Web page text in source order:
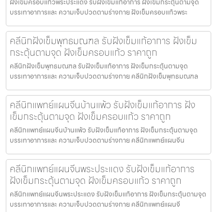
บรรเทาอาการและ ความเจ็บปวดตามร่างกาย ฝังเข็มครอบแก้วพระ
คลีนิกฝังเข็มพุทธมณฑล รับฝังเข็มแก้อาการ ฝังเข็ม
กระตุ้นตามจุด ฝังเข็มครอบแก้ว ราคาถูก
คลีนิกฝังเข็มพุทธมณฑล รับฝังเข็มแก้อาการ ฝังเข็มกระตุ้นตามจุด
บรรเทาอาการและ ความเจ็บปวดตามร่างกาย คลีนิกฝังเข็มพุทธมณฑล
คลีนิกแพทย์แผนจีนบ้านแพ้ว รับฝังเข็มแก้อาการ ฝัง
เข็มกระตุ้นตามจุด ฝังเข็มครอบแก้ว ราคาถูก
คลีนิกแพทย์แผนจีนบ้านแพ้ว รับฝังเข็มแก้อาการ ฝังเข็มกระตุ้นตามจุด
บรรเทาอาการและ ความเจ็บปวดตามร่างกาย คลีนิกแพทย์แผนจีน
คลีนิกแพทย์แผนจีนพระประแดง รับฝังเข็มแก้อาการ
ฝังเข็มกระตุ้นตามจุด ฝังเข็มครอบแก้ว ราคาถูก
คลีนิกแพทย์แผนจีนพระประแดง รับฝังเข็มแก้อาการ ฝังเข็มกระตุ้นตามจุด
บรรเทาอาการและ ความเจ็บปวดตามร่างกาย คลีนิกแพทย์แผนจี